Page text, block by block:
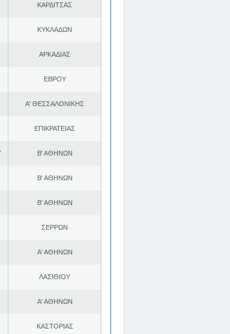
ΚΑΡΔΙΤΣΑΣ
ΚΥΚΛΑΔΩΝ
ΑΡΚΑΔΙΑΣ
ΕΒΡΟΥ
Α' ΘΕΣΣΑΛΟΝΙΚΗΣ
ΕΠΙΚΡΑΤΕΙΑΣ
Β' ΑΘΗΝΩΝ
Β' ΑΘΗΝΩΝ
Β' ΑΘΗΝΩΝ
ΣΕΡΡΩΝ
Α' ΑΘΗΝΩΝ
ΛΑΣΙΘΙΟΥ
Α' ΑΘΗΝΩΝ
ΚΑΣΤΟΡΙΑΣ